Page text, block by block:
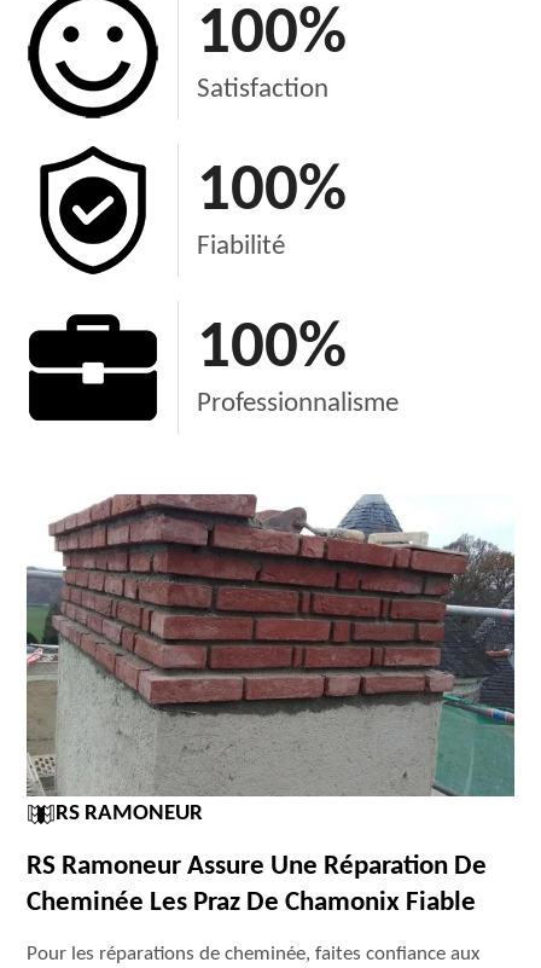
100%
Satisfaction
100%
Fiabilité
100%
Professionnalisme
RS RAMONEUR
RS Ramoneur Assure Une Réparation De
Cheminée Les Praz De Chamonix Fiable
Pour les réparations de cheminée, faites confiance aux